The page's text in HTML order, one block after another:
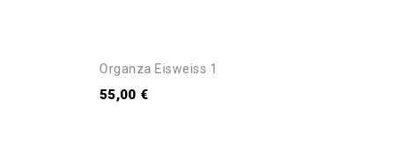
Organza Eisweiss 1
55,00 €